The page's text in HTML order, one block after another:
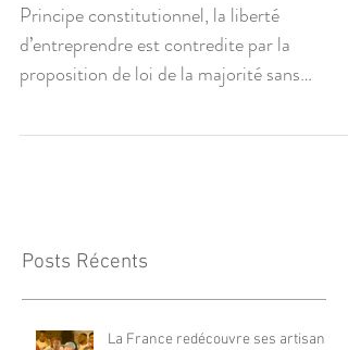
Principe constitutionnel, la liberté
d’entreprendre est contredite par la
proposition de loi de la majorité sans
Posts Récents
La France redécouvre ses artisans